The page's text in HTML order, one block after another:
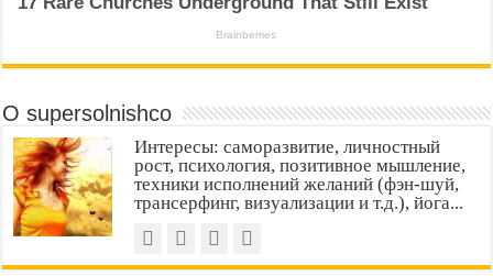
О supersolnishco
Интересы: саморазвитие, личностный
рост, психология, позитивное мышление,
техники исполнений желаний (фэн-шуй,
трансерфинг, визуализации и т.д.), йога...